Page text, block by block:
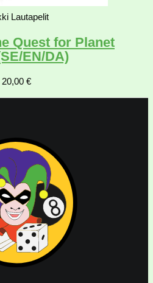
Lautapelit
Quest for Planet
EN/DA)
20,00 €